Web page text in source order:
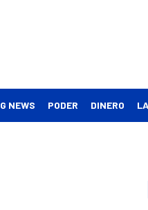
NEWS PODER DINERO